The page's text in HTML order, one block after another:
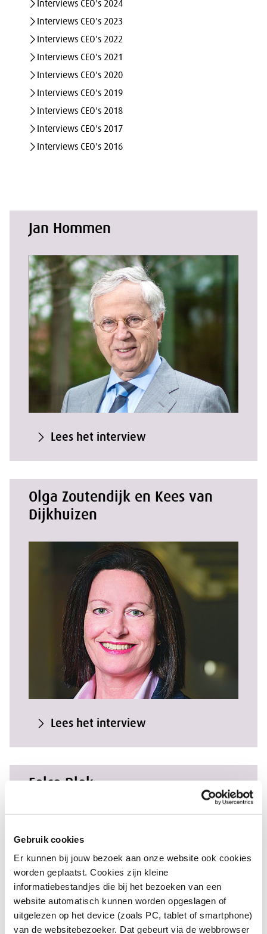
Gebruik cookies
Er kunnen bij jouw bezoek aan onze website ook cookies
worden geplaatst. Cookies zijn kleine
informatiebestandjes die bij het bezoeken van een
website automatisch kunnen worden opgeslagen of
uitgelezen op het device (zoals PC, tablet of smartphone)
van de websitebezoeker. Dat gebeurt via de webbrowser
Interviews CEO's 2024
Interviews CEO's 2023
Interviews CEO's 2022
Interviews CEO's 2021
Interviews CEO's 2020
Interviews CEO's 2019
Interviews CEO's 2018
Interviews CEO's 2017
Interviews CEO's 2016
Jan Hommen
Lees het interview
Olga Zoutendijk en Kees van
Dijkhuizen
Lees het interview
Eelco Blok